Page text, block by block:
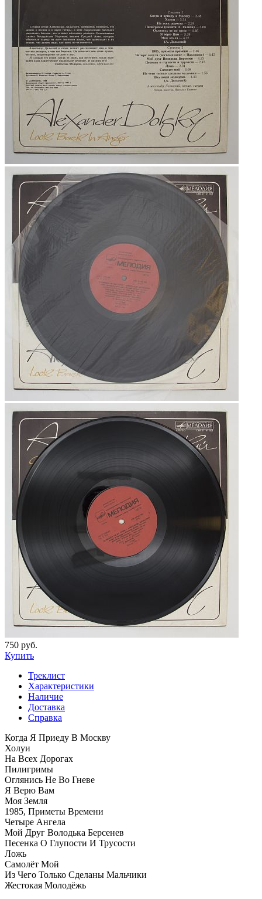
750 руб.
Купить
Треклист
Характеристики
Наличие
Доставка
Справка
Когда Я Приеду В Москву
Холуи
На Всех Дорогах
Пилигримы
Оглянись Не Во Гневе
Я Верю Вам
Моя Земля
1985, Приметы Времени
Четыре Ангела
Мой Друг Володька Берсенев
Песенка О Глупости И Трусости
Ложь
Самолёт Мой
Из Чего Только Сделаны Мальчики
Жестокая Молодёжь